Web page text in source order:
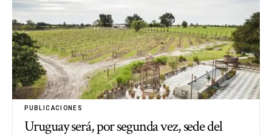
PUBLICACIONES
Uruguay será, por segunda vez, sede del